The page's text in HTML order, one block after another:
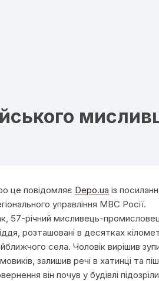
це повідомляє Depo.ua із
управління МВС Росії.
57-річний мисливець-
розташовані в десятках
села. Чоловік вирішив
залишив речі в хатинці та
він почув у будівлі